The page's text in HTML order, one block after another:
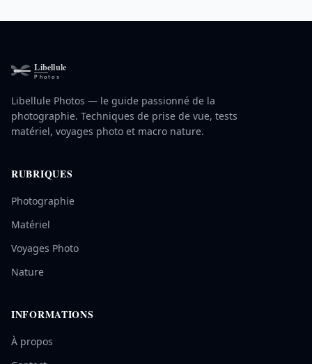
Libellule Photos — le guide passionné de la
photographie. Techniques de prise de vue, tests
matériel, voyages photo et macro nature.
RUBRIQUES
Photographie
Matériel
Voyages Photo
Nature
INFORMATIONS
À propos